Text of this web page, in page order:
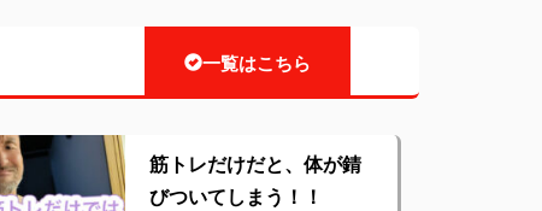
一覧はこちら
筋トレだけだと、体が錆
びついてしまう！！